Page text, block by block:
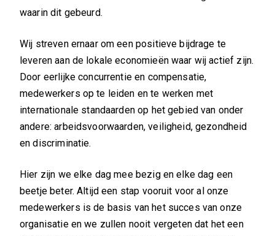
waarin dit gebeurd.
Wij streven ernaar om een positieve bijdrage te
leveren aan de lokale economieën waar wij actief zijn.
Door eerlijke concurrentie en compensatie,
medewerkers op te leiden en te werken met
internationale standaarden op het gebied van onder
andere: arbeidsvoorwaarden, veiligheid, gezondheid
en discriminatie.
Hier zijn we elke dag mee bezig en elke dag een
beetje beter. Altijd een stap vooruit voor al onze
medewerkers is de basis van het succes van onze
organisatie en we zullen nooit vergeten dat het een